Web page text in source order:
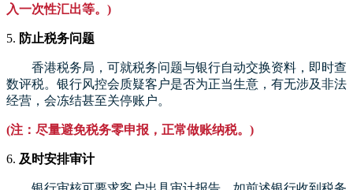
入一次性汇出等。)
5. 防止税务问题
香港税务局，可就税务问题与银行自动交换资料，即时查
数评税。银行风控会质疑客户是否为正当生意，有无涉及非法
经营，会冻结甚至关停账户。
(注：尽量避免税务零申报，正常做账纳税。)
6. 及时安排审计